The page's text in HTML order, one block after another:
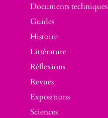
Documents techniques
Guides
Histoire
Littérature
Réflexions
Revues
Expositions
Sciences